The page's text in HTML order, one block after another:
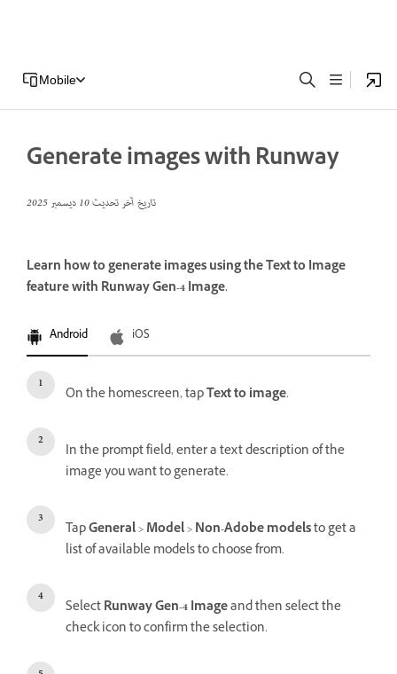
Mobile
Generate images with Runway
تاريخ آخر تحديث10 ديسمبر 2025
Learn how to generate images using the Text to Image
feature with Runway Gen-4 Image.
Android iOS
On the homescreen, tapText to image.
In the prompt field, enter a text description of the
image you want to generate.
TapGeneral>Model>Non-Adobe modelsto get a
list of available models to choose from.
SelectRunway Gen-4 Imageand then select the
check icon to confirm the selection.